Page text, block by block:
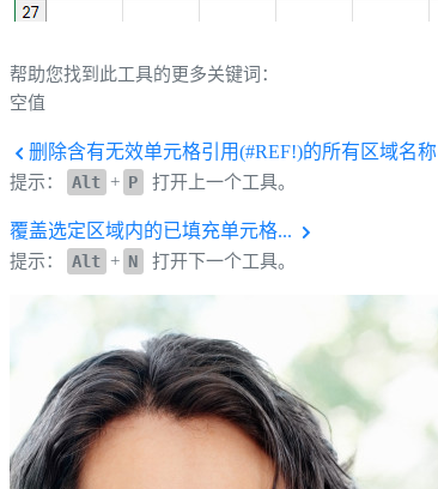
帮助您找到此工具的更多关键词：
空值
删除含有无效单元格引用(#REF!)的所有区域名称
提示： Alt + P 打开上一个工具。
覆盖选定区域内的已填充单元格...
提示： Alt + N 打开下一个工具。